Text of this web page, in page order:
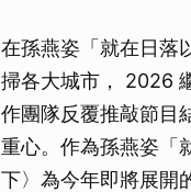
在孫燕姿「就在日落
掃各大城市， 2026
作團隊反覆推敲節目
重心。作為孫燕姿「
下〉為今年即將展開